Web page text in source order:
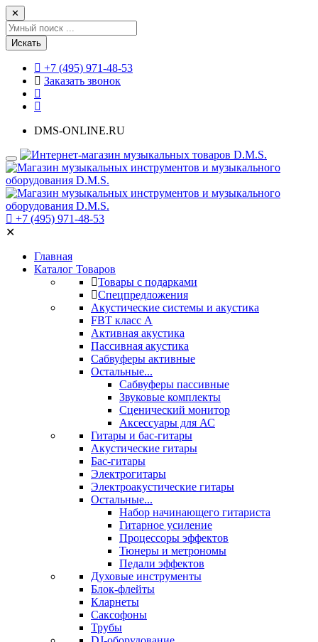
✕
Искать
+7 (495) 971-48-53
Заказать звонок
DMS-ONLINE.RU
+7 (495) 971-48-53
✕
Главная
Каталог Товаров
Товары с подарками
Спецпредложения
Акустические системы и акустика
FBT класс А
Активная акустика
Пассивная акустика
Сабвуферы активные
Остальные...
Сабвуферы пассивные
Звуковые комплекты
Сценический монитор
Аксессуары для АС
Гитары и бас-гитары
Акустические гитары
Бас-гитары
Электрогитары
Электроакустические гитары
Остальные...
Набор начинающего гитариста
Гитарное усиление
Процессоры эффектов
Тюнеры и метрономы
Педали эффектов
Духовые инструменты
Блок-флейты
Кларнеты
Саксофоны
Трубы